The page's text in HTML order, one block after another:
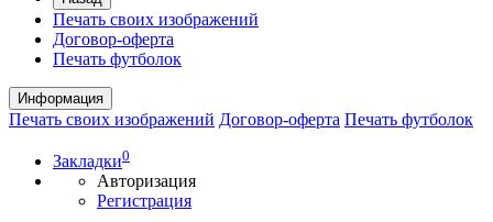
Печать своих изображений
Договор-оферта
Печать футболок
Информация
Печать своих изображений Договор-оферта Печать футболок
Закладки0
Авторизация
Регистрация